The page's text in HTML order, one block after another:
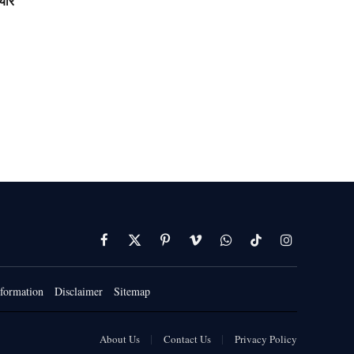
Facebook
X
(Twitter)
PinterestVimeoWhatsAppTikTokInstagram
Disclaimer Sitemap
About Us Contact Us Privacy Policy